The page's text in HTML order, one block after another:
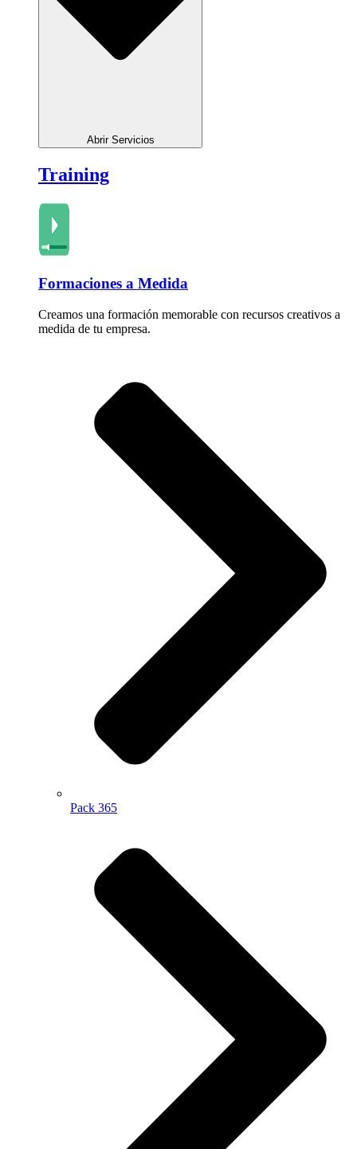
Abrir Servicios
Training
Formaciones a Medida
Creamos una formación memorable con recursos creativos a
medida de tu empresa.
Pack 365